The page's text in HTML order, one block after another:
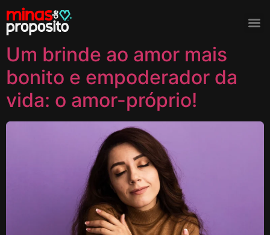
Tag:autoestima
Um brinde ao amor mais
bonito e empoderador da
vida: o amor-próprio!